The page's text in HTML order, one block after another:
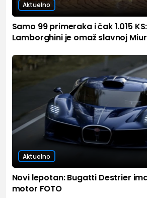
Aktuelno
Samo 99 primeraka i čak 1.015
Lamborghini je omaž slavnoj
Aktuelno
Novi lepotan: Bugatti Destrier ima
motor FOTO